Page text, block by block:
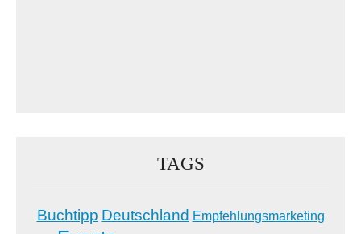
TAGS
Buchtipp Deutschland Empfehlungsmarketing